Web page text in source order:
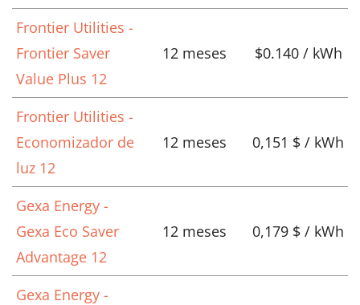
Frontier Utilities -
Frontier Saver
Value Plus 12
12 meses $0.140 / kWh
Frontier Utilities -
Economizador de
luz 12
12 meses 0,151 $ / kWh
Gexa Energy -
Gexa Eco Saver
Advantage 12
12 meses 0,179 $ / kWh
Gexa Energy -